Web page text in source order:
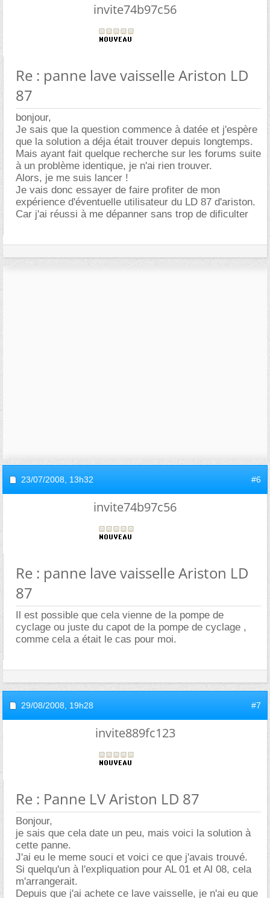
invite74b97c56
Re : panne lave vaisselle Ariston LD
87
bonjour,
Je sais que la question commence à datée et j'espère
que la solution a déja était trouver depuis longtemps.
Mais ayant fait quelque recherche sur les forums suite
à un problème identique, je n'ai rien trouver.
Alors, je me suis lancer !
Je vais donc essayer de faire profiter de mon
expérience d'éventuelle utilisateur du LD 87 d'ariston.
Car j'ai réussi à me dépanner sans trop de dificulter
23/07/2008, 13h32 #6
invite74b97c56
Re : panne lave vaisselle Ariston LD
87
Il est possible que cela vienne de la pompe de
cyclage ou juste du capot de la pompe de cyclage ,
comme cela a était le cas pour moi.
29/08/2008, 19h28 #7
invite889fc123
Re : Panne LV Ariston LD 87
Bonjour,
je sais que cela date un peu, mais voici la solution à
cette panne.
J'ai eu le meme souci et voici ce que j'avais trouvé.
Si quelqu'un à l'expliquation pour AL 01 et Al 08, cela
m'arrangerait.
Depuis que j'ai achete ce lave vaisselle, je n'ai eu que